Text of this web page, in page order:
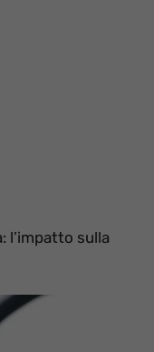
l’impatto sulla